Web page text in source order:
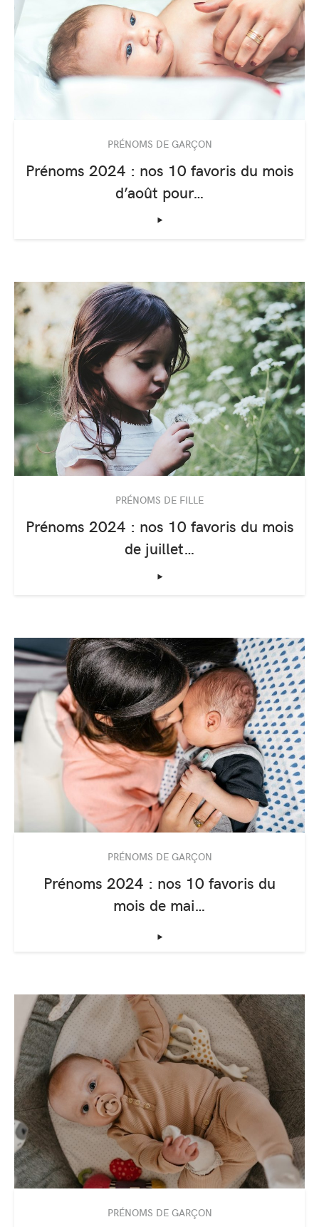
PRÉNOMS DE GARÇON
Prénoms 2024 : nos 10 favoris du mois
d’août pour…
‣
PRÉNOMS DE FILLE
Prénoms 2024 : nos 10 favoris du mois
de juillet…
‣
PRÉNOMS DE GARÇON
Prénoms 2024 : nos 10 favoris du
mois de mai…
‣
PRÉNOMS DE GARÇON